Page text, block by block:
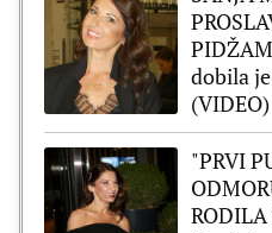
dobila
(VIDEO)
"PRVI